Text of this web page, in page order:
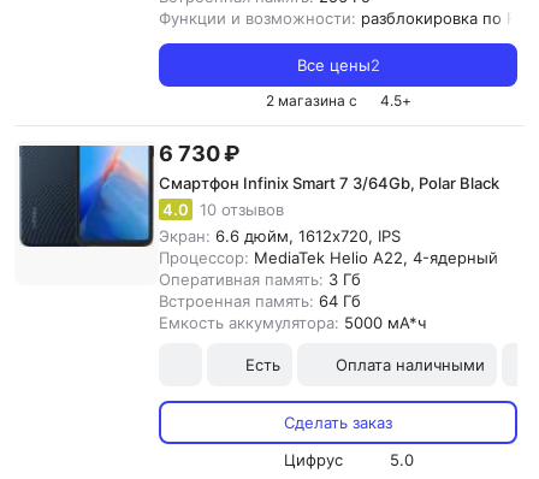
Функции и возможности: разблокировка по
Все цены2
2 магазина с 4.5+
6 730 ₽
Смартфон Infinix Smart 7 3/64Gb, Polar Black
4.0
10 отзывов
Экран: 6.6 дюйм, 1612x720, IPS
Процессор: MediaTek Helio A22, 4-ядерный
Оперативная память: 3 Гб
Встроенная память: 64 Гб
Емкость аккумулятора: 5000 мА*ч
Есть Оплата наличными
Сделать заказ
Цифрус
5.0